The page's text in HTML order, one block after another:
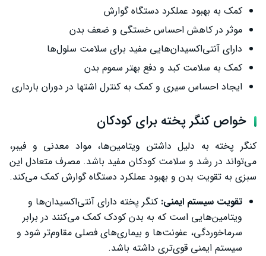
کمک به بهبود عملکرد دستگاه گوارش
موثر در کاهش احساس خستگی و ضعف بدن
دارای آنتی‌اکسیدان‌هایی مفید برای سلامت سلول‌ها
کمک به سلامت کبد و دفع بهتر سموم بدن
ایجاد احساس سیری و کمک به کنترل اشتها در دوران بارداری
خواص کنگر پخته برای کودکان
کنگر پخته به دلیل داشتن ویتامین‌ها، مواد معدنی و فیبر،
می‌تواند در رشد و سلامت کودکان مفید باشد. مصرف متعادل این
سبزی به تقویت بدن و بهبود عملکرد دستگاه گوارش کمک می‌کند.
تقویت سیستم ایمنی: کنگر پخته دارای آنتی‌اکسیدان‌ها و
ویتامین‌هایی است که به بدن کودک کمک می‌کنند در برابر
سرماخوردگی، عفونت‌ها و بیماری‌های فصلی مقاوم‌تر شود و
سیستم ایمنی قوی‌تری داشته باشد.